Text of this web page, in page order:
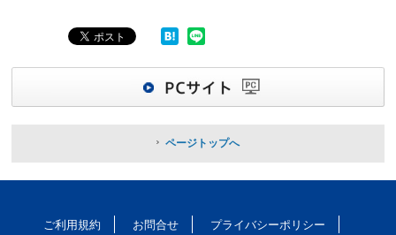
ページトップへ
ご利用規約 お問合せ プライバシーポリシー